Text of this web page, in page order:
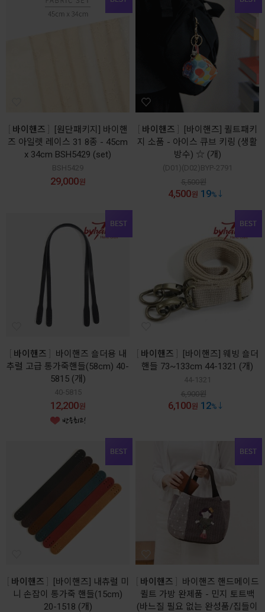
바이핸즈
[원단패키지] 바이핸
즈 아일렛 레이스 31 8종 - 45cm
x 34cm BSH5429 (set)
BSH5429
29,000원
바이핸즈
[바이핸즈] 퀼트패키
지 소품 - 아이스 큐브 키링 (생활
방수) ☆ (개)
(D01)(D02)BYP-2791
5,500원
4,500원 19%
바이핸즈
바이핸즈 숄더용 내
추럴 고급 통가죽핸들(58cm) 40-
5815 (개)
40-5815
12,200원
바이핸즈
[바이핸즈] 웨빙 숄더
핸들 73~133cm 44-1321 (개)
44-1321
6,900원
6,100원 12%
바이핸즈
[바이핸즈] 내츄럴 미
니 손잡이 통가죽 핸들(15cm)
20-1518 (개)
바이핸즈
바이핸즈 핸드메이드
퀼트 가방 완제품 - 민지 토트백
(바느질 필요 없는 완성품/집들이